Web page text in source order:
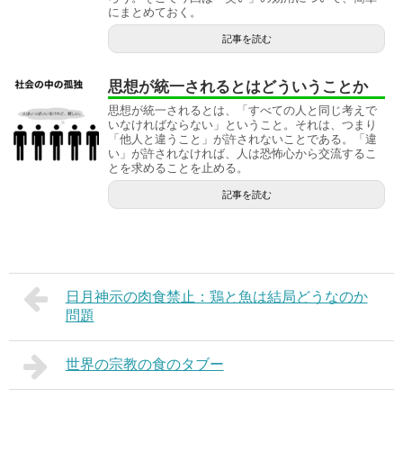
にまとめておく。
記事を読む
思想が統一されるとはどういうことか
思想が統一されるとは、「すべての人と同じ考えで
いなければならない」ということ。それは、つまり
「他人と違うこと」が許されないことである。「違
い」が許されなければ、人は恐怖心から交流するこ
とを求めることを止める。
記事を読む
日月神示の肉食禁止：鶏と魚は結局どうなのか
問題
世界の宗教の食のタブー